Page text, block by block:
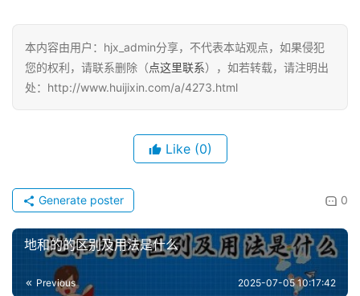
本内容由用户：hjx_admin分享，不代表本站观点，如果侵犯
您的权利，请联系删除（点这里联系），如若转载，请注明出
处：http://www.huijixin.com/a/4273.html
Like (0)
0
Generate poster
地和的的区别及用法是什么
Previous 2025-07-05 10:17:42